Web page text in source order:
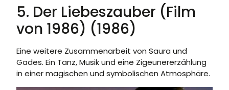
5. Der Liebeszauber (Film
von 1986) (1986)
Eine weitere Zusammenarbeit von Saura und
Gades. Ein Tanz, Musik und eine Zigeunererzählung
in einer magischen und symbolischen Atmosphäre.